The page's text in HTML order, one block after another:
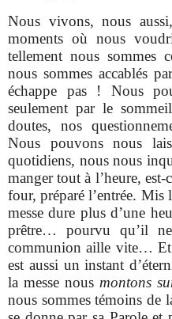
Nous vivons, nous
moments où nous
tellement nous sommes
nous sommes accablés
échappe pas ! Nous
seulement par le
doutes, nos
Nous pouvons nous
quotidiens, nous nous
manger tout à l’heure,
four, préparé l’entrée.
messe dure plus d’une
prêtre… pourvu qu’il
communion aille vite… Et
est aussi un instant
la messe nous montons
nous sommes témoins de